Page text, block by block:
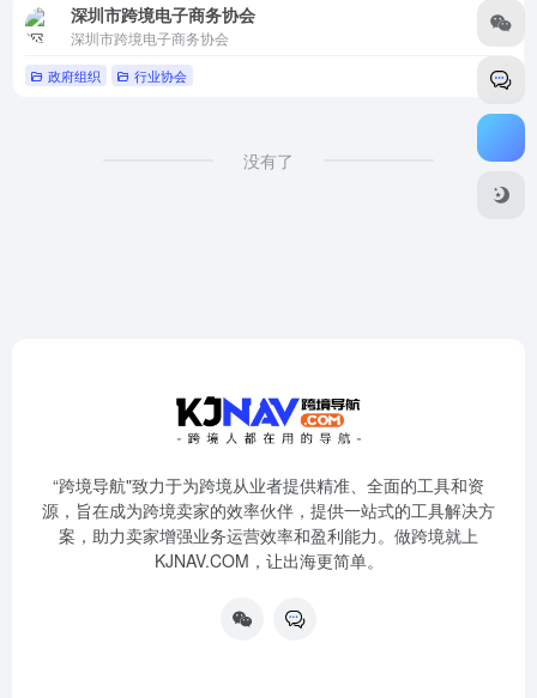
深圳市跨境电子商务协会
深圳市跨境电子商务协会
政府组织 行业协会
没有了
“跨境导航"致力于为跨境从业者提供精准、全面的工具和资
源，旨在成为跨境卖家的效率伙伴，提供一站式的工具解决方
案，助力卖家增强业务运营效率和盈利能力。做跨境就上
KJNAV.COM，让出海更简单。